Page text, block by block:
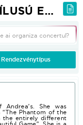
ÖSSZES ACAPELLA STÍLUSÚ ELŐADÓ
She was
Phantom of the
the entirely different
ai organiza concertul?
Rendezvénytípus